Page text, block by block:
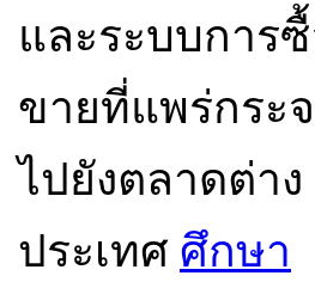
และระบบการ
ขายที่แพร่กระ
ไปยังตลาดต่าง
ประเทศ ศึกษา